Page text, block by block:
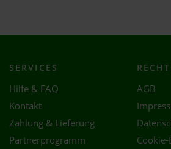
SERVICES
Hilfe & FAQ
Kontakt
Zahlung & Lieferung
Partnerprogramm
AGB